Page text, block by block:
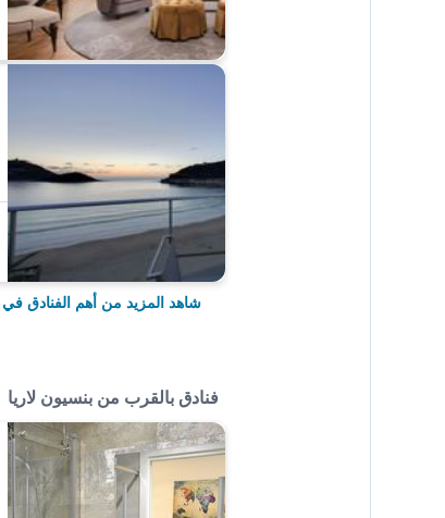
شاهد المزيد من أهم الفنادق
فنادق بالقرب من بنسيون لاريا